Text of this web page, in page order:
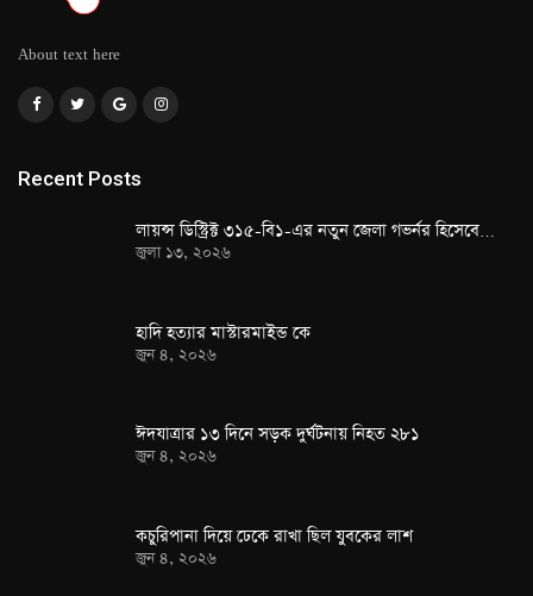
About text here
Recent Posts
লায়ন্স ডিস্ট্রিক্ট ৩১৫-বি১-এর নতুন জেলা গভর্নর হিসেবে…
জুলা ১৩, ২০২৬
হাদি হত্যার মাস্টারমাইন্ড কে
জুন ৪, ২০২৬
ঈদযাত্রার ১৩ দিনে সড়ক দুর্ঘটনায় নিহত ২৮১
জুন ৪, ২০২৬
কচুরিপানা দিয়ে ঢেকে রাখা ছিল যুবকের লাশ
জুন ৪, ২০২৬